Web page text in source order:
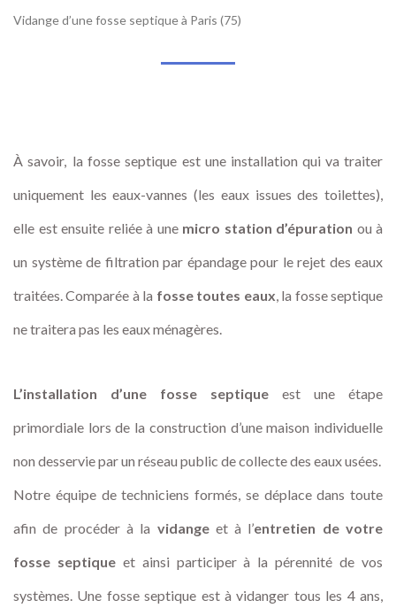
Vidange d’une fosse septique à Paris (75)
Àsavoir, la fosse septique est une installation qui va traiter
uniquement les eaux-vannes (les eaux issues des toilettes),
elle est ensuite reliée à une micro station d’épuration ou à
un système de filtration par épandage pour le rejet des eaux
traitées. Comparée à la fosse toutes eaux, la fosse septique
ne traitera pas les eaux ménagères.
L’installation d’une fosse septique est une étape
primordiale lors de la construction d’une maison individuelle
non desservie par un réseau public de collecte des eaux usées.
Notre équipe de techniciens formés, se déplace dans toute
afin de procéder à la vidangeet à l’entretien de votre
fosse septiqueet ainsi participer à la pérennité de vos
systèmes. Une fosse septique est à vidanger tous les 4 ans,